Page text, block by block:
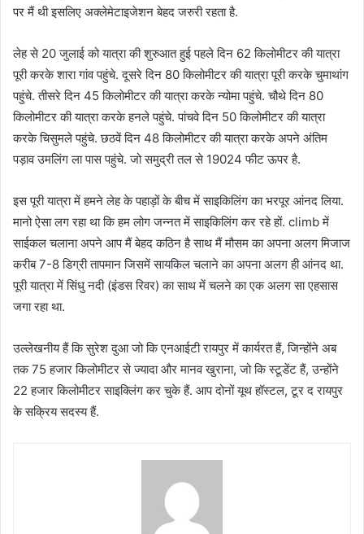
पर मैं थी इसलिए अक्लेमेटाइजेशन बेहद जरुरी रहता है.
लेह से 20 जुलाई को यात्रा की शुरुआत हुई पहले दिन 62 किलोमीटर की यात्रा
पूरी करके शारा गांव पहुंचे. दूसरे दिन 80 किलोमीटर की यात्रा पूरी करके चुमाथांग
पहुंचे. तीसरे दिन 45 किलोमीटर की यात्रा करके न्योमा पहुंचे. चौथे दिन 80
किलोमीटर की यात्रा करके हनले पहुंचे. पांचवे दिन 50 किलोमीटर की यात्रा
करके चिसुमले पहुंचे. छठवें दिन 48 किलोमीटर की यात्रा करके अपने अंतिम
पड़ाव उमलिंग ला पास पहुंचे. जो समुद्री तल से 19024 फीट ऊपर है.
इस पूरी यात्रा में हमने लेह के पहाड़ों के बीच में साइकिलिंग का भरपूर आंनद लिया.
मानो ऐसा लग रहा था कि हम लोग जन्नत में साइकिलिंग कर रहे हों. climb में
साईकल चलाना अपने आप मैं बेहद कठिन है साथ मैं मौसम का अपना अलग मिजाज
करीब 7-8 डिग्री तापमान जिसमें सायकिल चलाने का अपना अलग ही आंनद था.
पूरी यात्रा में सिंधु नदी (इंडस रिवर) का साथ में चलने का एक अलग सा एहसास
जगा रहा था.
उल्लेखनीय हैं कि सुरेश दुआ जो कि एनआईटी रायपुर में कार्यरत हैं, जिन्होंने अब
तक 75 हजार किलोमीटर से ज्यादा और मानव खुराना, जो कि स्टूडेंट हैं, उन्होंने
22 हजार किलोमीटर साइक्लिंग कर चुके हैं. आप दोनों यूथ हॉस्टल, टूर द रायपुर
के सक्रिय सदस्य हैं.